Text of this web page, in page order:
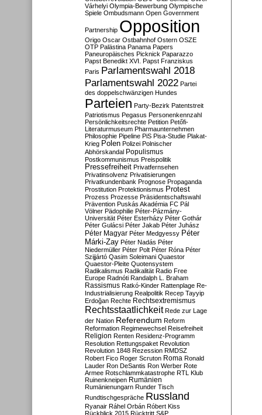
Várhelyi Olympia-Bewerbung Olympische
Spiele Ombudsmann Open Government
Partnership Opposition
Origo Oscar Ostbahnhof Ostern OSZE
OTP Palästina Panama Papers
Paneuropäisches Picknick Paparazzo
Papst Benedikt XVI. Papst Franziskus
Paris Parlamentswahl 2018
Parlamentswahl 2022 Partei
des doppelschwänzigen Hundes
Parteien Party-Bezirk Patentstreit
Patriotismus Pegasus Personenkennzahl
Persönlichkeitsrechte Petition Petőfi-
Literaturmuseum Pharmaunternehmen
Philosophie Pipeline PiS Pisa-Studie Plakat-
Krieg Polen Polizei Polnischer
Abhörskandal Populismus
Postkommunismus Preispolitik
Pressefreiheit Privatfernsehen
Privatinsolvenz Privatisierungen
Privatkundenbank Prognose Propaganda
Prostitution Protektionismus Protest
Prozess Prozesse Präsidentschaftswahl
Prävention Puskás Akadémia FC Pál
Völner Pädophilie Péter-Pázmány-
Universität Péter Esterházy Péter Gothár
Péter Gulácsi Péter Jakab Péter Juhász
Péter Magyar Péter Medgyessy Péter
Márki-Zay Péter Nadás Péter
Niedermüller Péter Polt Péter Róna Péter
Szijjártó Qasim Soleimani Quaestor
Quaestor-Pleite Quotensystem
Radikalismus Radikalität Radio Free
Europe Radnóti Randalph L. Braham
Rassismus Ratkó-Kinder Rattenplage Re-
Industrialisierung Realpolitik Recep Tayyip
Erdoğan Rechte Rechtsextremismus
Rechtsstaatlichkeit Rede zur Lage
der Nation Referendum Reform
Reformation Regimewechsel Reisefreiheit
Religion Renten Residenz-Programm
Resolution Rettungspaket Revolution
Revolution 1848 Rezession RMDSZ
Robert Fico Roger Scruton Roma Ronald
Lauder Ron DeSantis Ron Werber Rote
Armee Rotschlammkatastrophe RTL Klub
Ruinenkneipen Rumänien
Rumänienungarn Runder Tisch
Rundtischgespräche Russland
Ryanair Ráhel Orbán Róbert Kiss
Rückblick 2015 Rücktritt S&P